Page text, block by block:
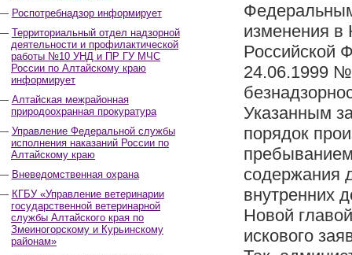
Роспотребнадзор информирует
Территориальный отдел надзорной
деятельности и профилактической
работы №10 УНД и ПР ГУ МЧС
России по Алтайскому краю
информирует
Алтайская межрайонная
природоохранная прокуратура
Управление Федеральной службы
исполнения наказаний России по
Алтайскому краю
Вневедомственная охрана
КГБУ «Управление ветеринарии
государственной ветеринарной
службы Алтайского края по
Змеиногорскому и Курьинскому
районам»
изменения в
Российской
24.06.1999
Указанным
порядок
содержания
внутренних
Новой
искового